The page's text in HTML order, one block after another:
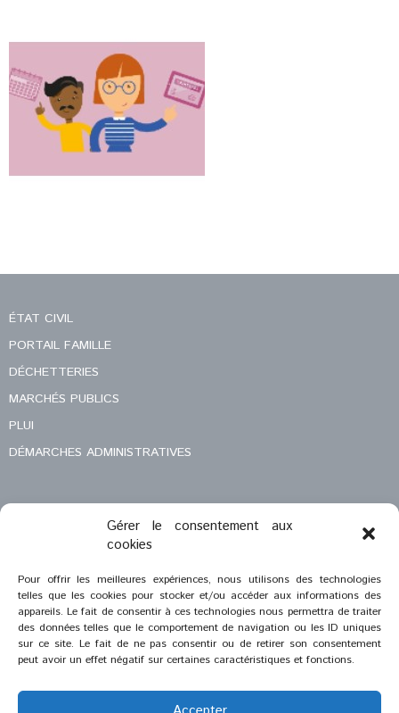
Gérer le consentement aux
cookies
Pour offrir les meilleures expériences, nous utilisons des technologies
telles que les cookies pour stocker et/ou accéder aux informations des
appareils. Le fait de consentir à ces technologies nous permettra de traiter
des données telles que le comportement de navigation ou les ID uniques
sur ce site. Le fait de ne pas consentir ou de retirer son consentement
peut avoir un effet négatif sur certaines caractéristiques et fonctions.
ÉTAT CIVIL
PORTAIL FAMILLE
DÉCHETTERIES
MARCHÉS PUBLICS
PLUI
DÉMARCHES ADMINISTRATIVES
MENTIONS LÉGALES